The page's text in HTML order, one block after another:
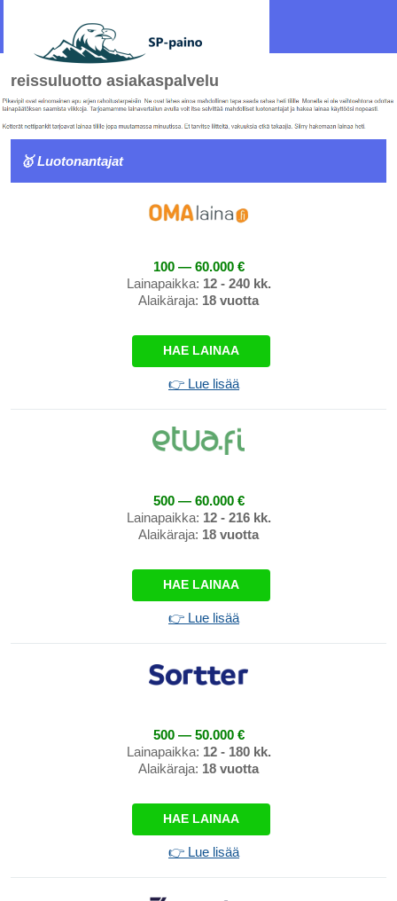
reissuluotto asiakaspalvelu
🥇 Luotonantajat
100 — 60.000 €
Lainapaikka: 12 - 240 kk.
Alaikäraja: 18 vuotta
HAE LAINAA
👉 Lue lisää
500 — 60.000 €
Lainapaikka: 12 - 216 kk.
Alaikäraja: 18 vuotta
HAE LAINAA
👉 Lue lisää
500 — 50.000 €
Lainapaikka: 12 - 180 kk.
Alaikäraja: 18 vuotta
HAE LAINAA
👉 Lue lisää